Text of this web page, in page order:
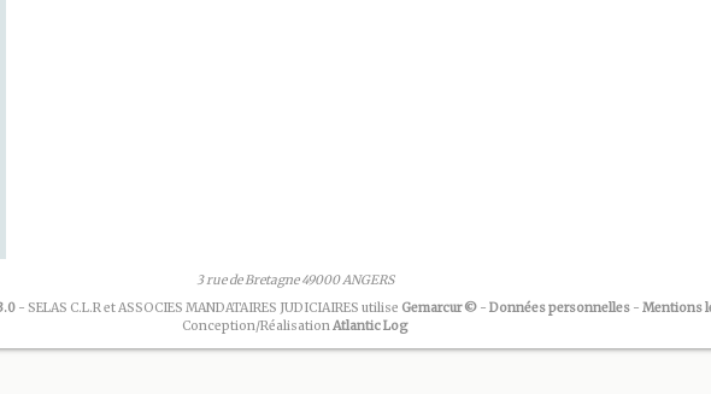
3 rue de Bretagne 49000 ANGERS
- SELAS C.L.R et ASSOCIES MANDATAIRES JUDICIAIRES utilise Gemarcur ©- Données personnelles- Mentions
Conception/RéalisationAtlantic Log